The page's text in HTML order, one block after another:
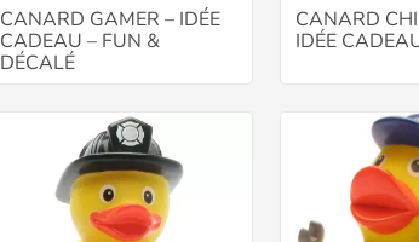
CANARD GAMER – IDÉE
CADEAU – FUN &
DÉCALÉ
CANARD
IDÉE